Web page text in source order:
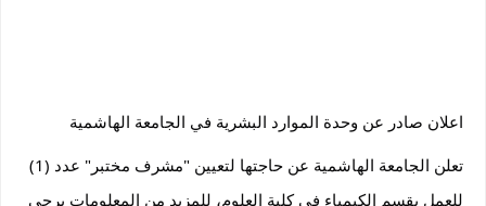
اعلان صادر عن وحدة الموارد البشرية في الجامعة الهاشمية
تعلن الجامعة الهاشمية عن حاجتها لتعيين "مشرف مختبر" عدد (1)
للعمل بقسم الكيمياء في كلية العلوم، للمزيد من المعلومات يرجى